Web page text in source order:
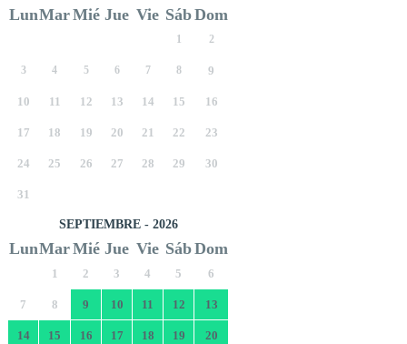
LunMarMié Jue Vie SábDom
1 2
3 4 5 6 7 8 9
10 11 12 13 14 15 16
17 18 19 20 21 22 23
24 25 26 27 28 29 30
31
SEPTIEMBRE - 2026
LunMarMié Jue Vie SábDom
1 2 3 4 5 6
7 8 9 10 11 12 13
14 15 16 17 18 19 20